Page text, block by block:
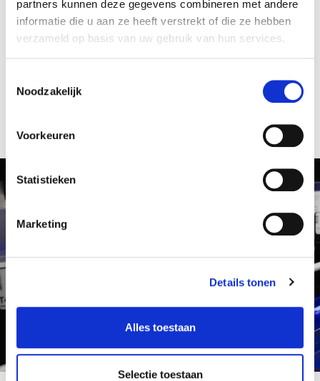
partners kunnen deze gegevens combineren met andere
informatie die u aan ze heeft verstrekt of die ze hebben
verzameld op basis van uw gebruik van hun services.
Noodzakelijk
Voorkeuren
Statistieken
Marketing
Details tonen
Alles toestaan
Selectie toestaan
Eén contactpersoon voor uw volledige dossier
Snelle goedkeuring en snelle herstelling
Zo maken wij autoschade zo eenvoudig en zorgeloos